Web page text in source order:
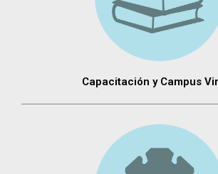
Capacitación y Campus